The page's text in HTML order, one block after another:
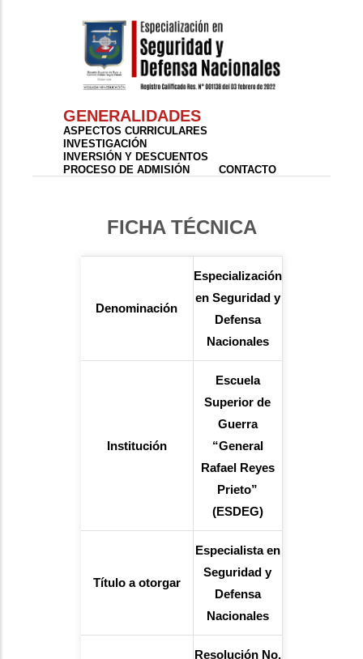
GENERALIDADES
ASPECTOS CURRICULARES
INVESTIGACIÓN
INVERSIÓN Y DESCUENTOS
PROCESO DE ADMISIÓN
CONTACTO
FICHA TÉCNICA
Denominación
Especialización
en Seguridad y
Defensa
Nacionales
Institución
Escuela
Superior de
Guerra
“General
Rafael Reyes
Prieto”
(ESDEG)
Título a otorgar
Especialista en
Seguridad y
Defensa
Nacionales
Resolución No.